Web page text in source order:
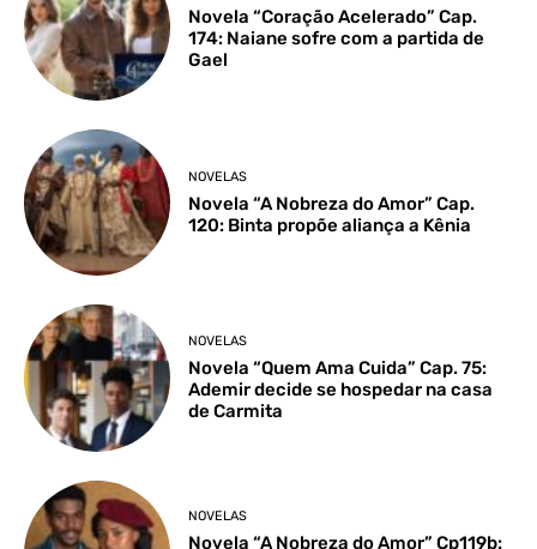
Novela “Coração Acelerado” Cap.
174: Naiane sofre com a partida de
Gael
NOVELAS
Novela “A Nobreza do Amor” Cap.
120: Binta propõe aliança a Kênia
NOVELAS
Novela “Quem Ama Cuida” Cap. 75:
Ademir decide se hospedar na casa
de Carmita
NOVELAS
Novela “A Nobreza do Amor” Cp119b: